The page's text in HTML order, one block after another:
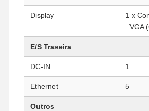
Controle De
Qualidade
Converse
Agora
Firewall Mini PC
Display
1 x
. VGA
E/S Traseira
DC-IN 1
Ethernet 5
Outros